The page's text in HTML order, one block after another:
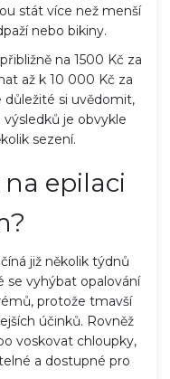
stát více než menší
nebo bikiny.
na 1500 Kč za
až k 10 000 Kč za
důležité si uvědomit,
je obvykle
sezení.
epilaci
již několik týdnů
se vyhýbat opalování
protože tmavší
účinků. Rovněž
voskovat chloupky,
a dostupné pro